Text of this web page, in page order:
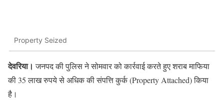
Property Seized
देवरिया। जनपद की पुलिस ने सोमवार को कार्रवाई करते हुए शराब माफिया
की 35 लाख रुपये से अधिक की संपत्ति कुर्क (Property Attached) किया
है।